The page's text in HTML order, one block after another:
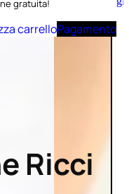
carrello
gratuita!
carrelloPagamento
Ricci